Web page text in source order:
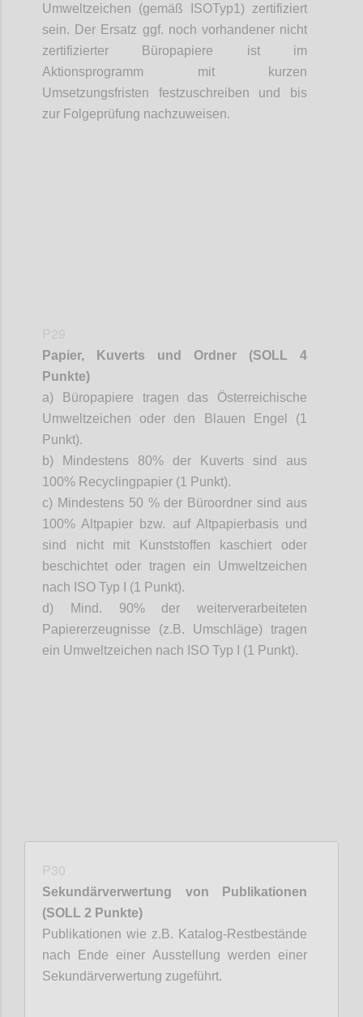
Umweltzeichen (gemäß ISOTyp1) zertifiziert
sein. Der Ersatz ggf. noch vorhandener nicht
zertifizierter Büropapiere ist im
Aktionsprogramm mit kurzen
Umsetzungsfristen festzuschreiben und bis
zur Folgeprüfung nachzuweisen.
Papier, Kuverts und Ordner (SOLL 4
Punkte)
a) Büropapiere tragen das Österreichische
Umweltzeichen oder den Blauen Engel (1
Punkt).
b) Mindestens 80% der Kuverts sind aus
100% Recyclingpapier (1 Punkt).
c) Mindestens 50 % der Büroordner sind aus
100% Altpapier bzw. auf Altpapierbasis und
sind nicht mit Kunststoffen kaschiert oder
beschichtet oder tragen ein Umweltzeichen
nach ISO Typ I (1 Punkt).
d) Mind. 90% der weiterverarbeiteten
Papiererzeugnisse (z.B. Umschläge) tragen
ein Umweltzeichen nach ISO Typ I (1 Punkt).
P30
Sekundärverwertung von Publikationen
(SOLL 2 Punkte)
Publikationen wie z.B. Katalog-Restbestände
nach Ende einer Ausstellung werden einer
Sekundärverwertung zugeführt.